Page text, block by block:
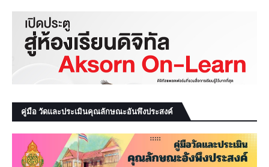
คู่มือ วัดและประเมินคุณลักษณะอันพึงประสงค์